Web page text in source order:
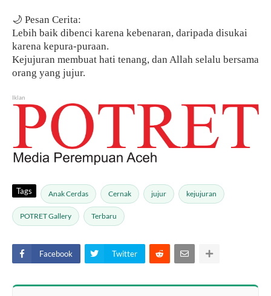
🌙 Pesan Cerita:
Lebih baik dibenci karena kebenaran, daripada disukai
karena kepura-puraan.
Kejujuran membuat hati tenang, dan Allah selalu bersama
orang yang jujur.
Iklan
Tags Anak Cerdas Cernak jujur kejujuran
POTRET Gallery Terbaru
Facebook Twitter